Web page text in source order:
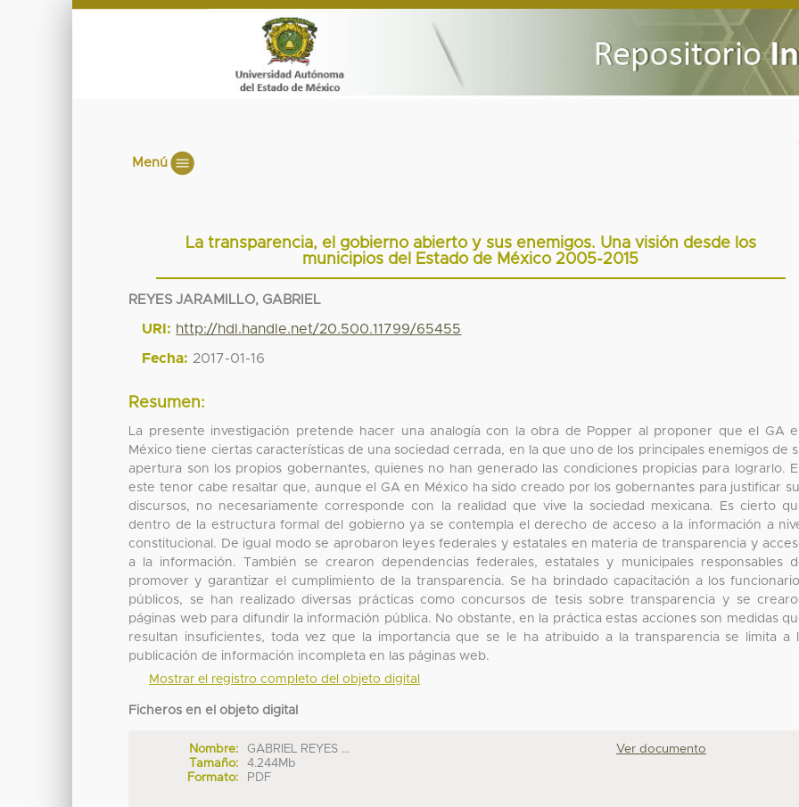
Menú
La transparencia, el gobierno abierto y sus enemigos. Una visión desde los
municipios del Estado de México 2005-2015
REYES JARAMILLO, GABRIEL
URI: http://hdl.handle.net/20.500.11799/65455
Fecha: 2017-01-16
Resumen:
La presente investigación pretende hacer una analogía con la obra de Popper al proponer que el GA
México tiene ciertas características de una sociedad cerrada, en la que uno de los principales enemigos de
apertura son los propios gobernantes, quienes no han generado las condiciones propicias para lograrlo.
este tenor cabe resaltar que, aunque el GA en México ha sido creado por los gobernantes para justificar
discursos, no necesariamente corresponde con la realidad que vive la sociedad mexicana. Es cierto
dentro de la estructura formal del gobierno ya se contempla el derecho de acceso a la información a
constitucional. De igual modo se aprobaron leyes federales y estatales en materia de transparencia y
a la información. También se crearon dependencias federales, estatales y municipales responsables
promover y garantizar el cumplimiento de la transparencia. Se ha brindado capacitación a los
públicos, se han realizado diversas prácticas como concursos de tesis sobre transparencia y se
páginas web para difundir la información pública. No obstante, en la práctica estas acciones son medidas
resultan insuficientes, toda vez que la importancia que se le ha atribuido a la transparencia se limita a
publicación de información incompleta en las páginas web.
Mostrar el registro completo del objeto digital
Ficheros en el objeto digital
Nombre:
GABRIEL REYES ...
Tamaño:
4.244Mb
Formato:
PDF
Ver documento